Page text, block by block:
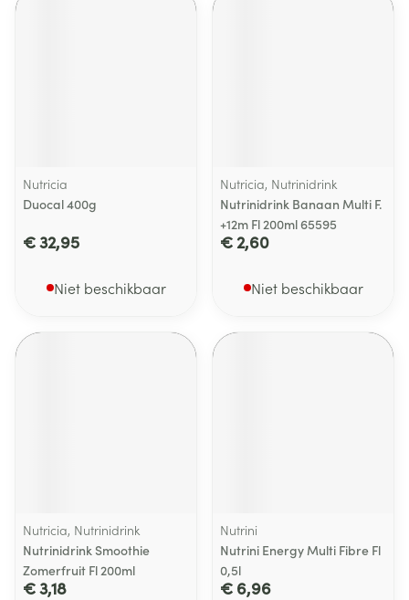
Nutricia
Duocal 400g
€ 32,95
Niet beschikbaar
Nutricia, Nutrinidrink
Nutrinidrink Banaan Multi F.
+12m Fl 200ml 65595
€ 2,60
Niet beschikbaar
Nutricia, Nutrinidrink
Nutrinidrink Smoothie
Zomerfruit Fl 200ml
€ 3,18
Nutrini
Nutrini Energy Multi Fibre Fl
0,5l
€ 6,96